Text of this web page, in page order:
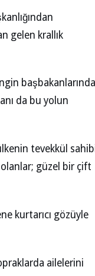
gelen krallık
da bu yolun
tevekkül
olanlar; güzel bir çift
kurtarıcı gözüyle
ailelerini